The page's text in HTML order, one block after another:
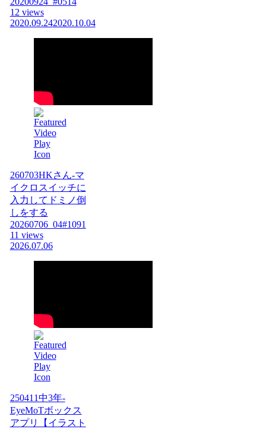
12 views
2020.09.242020.10.04
260703HKさん-マ
イクロスイッチに
入力してドミノ倒
しをする
20260706_04#1091
11 views
2026.07.06
250411中3年-
EyeMoTボックス
アプリ【イラスト